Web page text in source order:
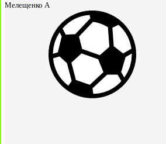
Мелещенко А